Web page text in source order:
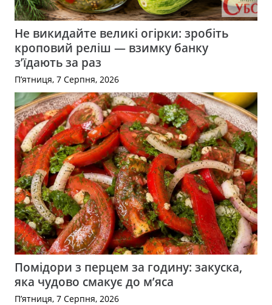
Не викидайте великі огірки: зробіть
кроповий реліш — взимку банку
з’їдають за раз
П’ятниця, 7 Серпня, 2026
Помідори з перцем за годину: закуска,
яка чудово смакує до м’яса
П’ятниця, 7 Серпня, 2026